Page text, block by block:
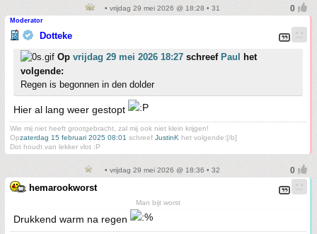
• vrijdag 29 mei 2026 @ 18:28 • 31
Moderator
Dotteke
Op vrijdag 29 mei 2026 18:27 schreef Paul
het
volgende:
Regen is begonnen in den dolder
Hier al lang weer gestopt
Wie mij niet heeft grootgebracht, zal mij ook niet klein krijgen!
Opzaterdag 15 februari 2025 08:01 schreef JustinK het volgende:[/b]
Dot houdt van lekker vlot :P
• vrijdag 29 mei 2026 @ 18:36 • 32
hemarookworst
Man bijt worst
Drukkend warm na regen